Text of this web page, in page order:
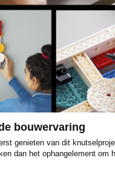
bouwervaring
genieten van dit
dan het ophangelement om